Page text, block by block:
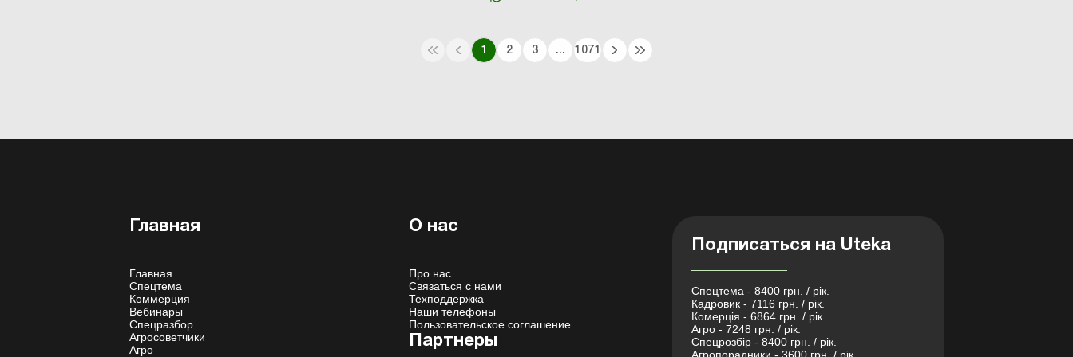
1 2 3 ... 1071
Главная
Главная
Спецтема
Коммерция
Вебинары
Спецразбор
Агросоветчики
Агро
О нас
Про нас
Связаться с нами
Техподдержка
Наши телефоны
Пользовательское соглашение
Партнеры
Подписаться на Uteka
Спецтема - 8400 грн. / рік.
Кадровик - 7116 грн. / рік.
Комерція - 6864 грн. / рік.
Агро - 7248 грн. / рік.
Спецрозбір - 8400 грн. / рік.
Агропорадники - 3600 грн. / рік.